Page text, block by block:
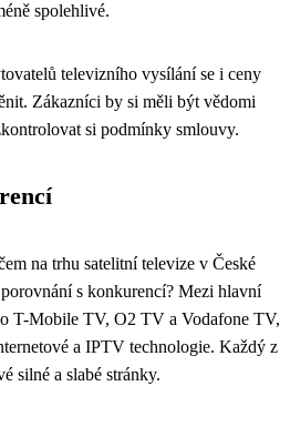
spolehlivé.
televizního vysílání se i ceny
Zákazníci by si měli být vědomi
si podmínky smlouvy.
na trhu satelitní televize v České
s konkurencí? Mezi hlavní
T-Mobile TV, O2 TV a Vodafone TV,
a IPTV technologie. Každý z
silné a slabé stránky.